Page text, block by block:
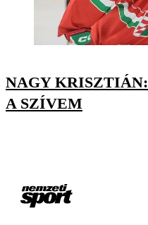
NAGY
A SZÍVEM